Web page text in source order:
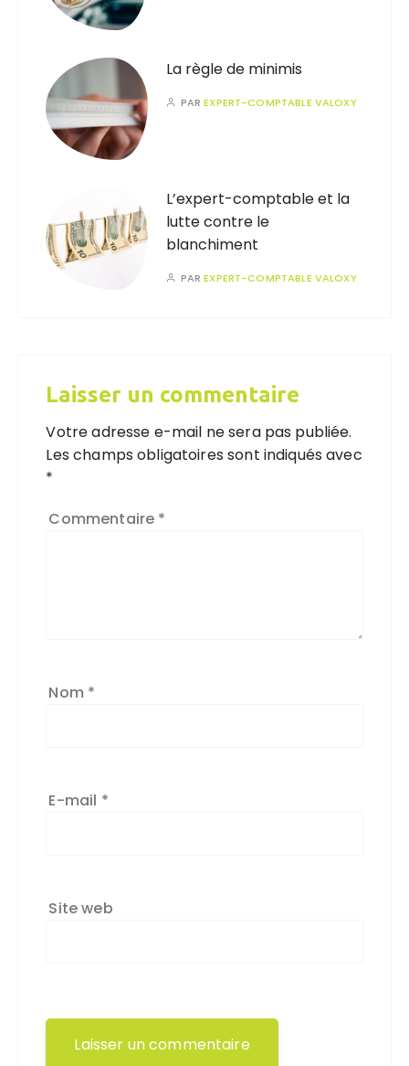
La règle de minimis
PAREXPERT-COMPTABLE VALOXY
L’expert-comptable et la
lutte contre le
blanchiment
PAREXPERT-COMPTABLE VALOXY
Laisser un commentaire
Votre adresse e-mail ne sera pas publiée.
Les champs obligatoires sont indiqués avec
*
Commentaire *
Nom *
E-mail *
Site web